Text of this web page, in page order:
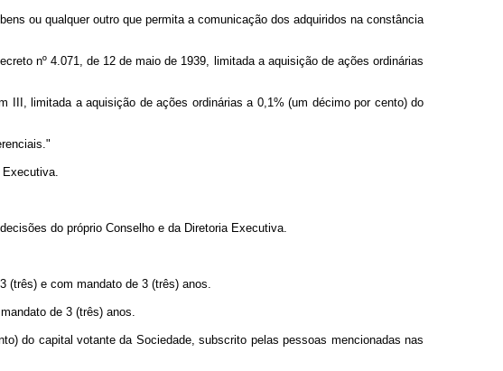
ou qualquer outro que permita a comunicação dos adquiridos na constância
nº 4.071, de 12 de maio de 1939, limitada a aquisição de ações ordinárias
limitada a aquisição de ações ordinárias a 0,1% (um décimo por cento) do
Executiva.
do próprio Conselho e da Diretoria Executiva.
(três) e com mandato de 3 (três) anos.
de 3 (três) anos.
do capital votante da Sociedade, subscrito pelas pessoas mencionadas nas